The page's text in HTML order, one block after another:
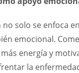
solo se enfoca
emocional.
energía y
la